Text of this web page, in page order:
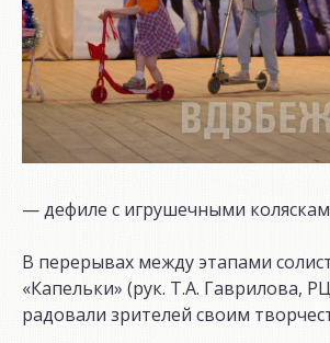
— дефиле с игрушечными
В перерывах между этапами
«Капельки» (рук. Т.А. Гаврилова,
радовали зрителей своим